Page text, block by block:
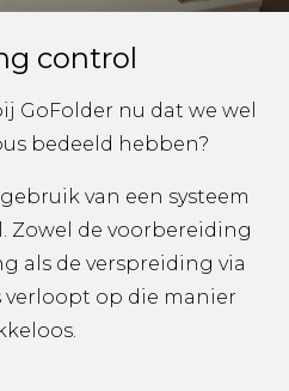
control
GoFolder nu dat we wel
bedeeld hebben?
van een systeem
Zowel de voorbereiding
als de verspreiding via
verloopt op die manier